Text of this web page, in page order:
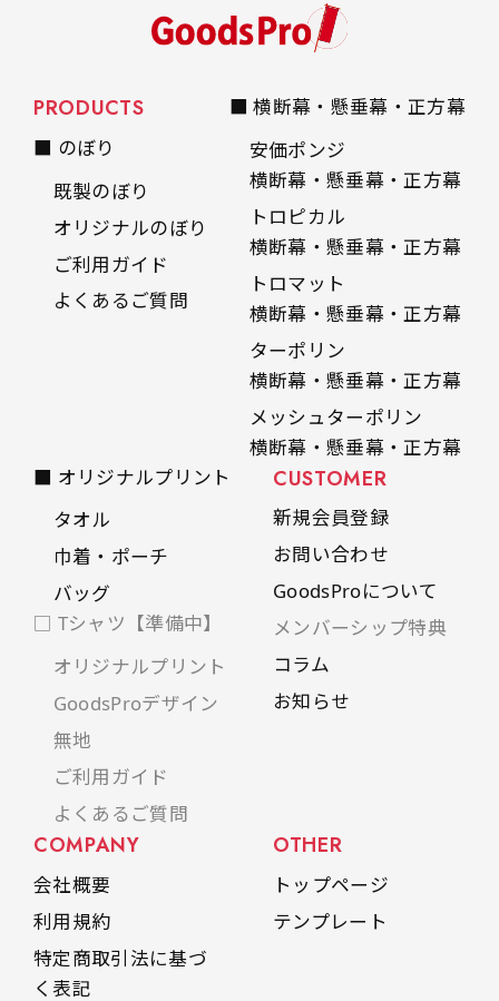
PRODUCTS
■ のぼり
既製のぼり
オリジナルのぼり
ご利用ガイド
よくあるご質問
■ 横断幕・懸垂幕・正方幕
安価ポンジ
横断幕・懸垂幕・正方幕
トロピカル
横断幕・懸垂幕・正方幕
トロマット
横断幕・懸垂幕・正方幕
ターポリン
横断幕・懸垂幕・正方幕
メッシュターポリン
横断幕・懸垂幕・正方幕
■ オリジナルプリント
タオル
巾着・ポーチ
バッグ
□ Tシャツ【準備中】
オリジナルプリント
GoodsProデザイン
無地
ご利用ガイド
よくあるご質問
CUSTOMER
新規会員登録
お問い合わせ
GoodsProについて
メンバーシップ特典
コラム
お知らせ
COMPANY
会社概要
利用規約
特定商取引法に基づ
く表記
OTHER
トップページ
テンプレート